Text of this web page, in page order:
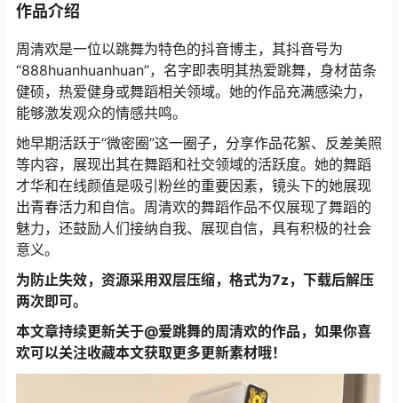
作品介绍
周清欢是一位以跳舞为特色的抖音博主，其抖音号为
“888huanhuanhuan”，名字即表明其热爱跳舞，身材苗条
健硕，热爱健身或舞蹈相关领域。她的作品充满感染力，
能够激发观众的情感共鸣。
她早期活跃于“微密圈”这一圈子，分享作品花絮、反差美照
等内容，展现出其在舞蹈和社交领域的活跃度。她的舞蹈
才华和在线颜值是吸引粉丝的重要因素，镜头下的她展现
出青春活力和自信。周清欢的舞蹈作品不仅展现了舞蹈的
魅力，还鼓励人们接纳自我、展现自信，具有积极的社会
意义。
为防止失效，资源采用双层压缩，格式为7z，下载后解压
两次即可。
本文章持续更新关于@爱跳舞的周清欢的作品，如果你喜
欢可以关注收藏本文获取更多更新素材哦！